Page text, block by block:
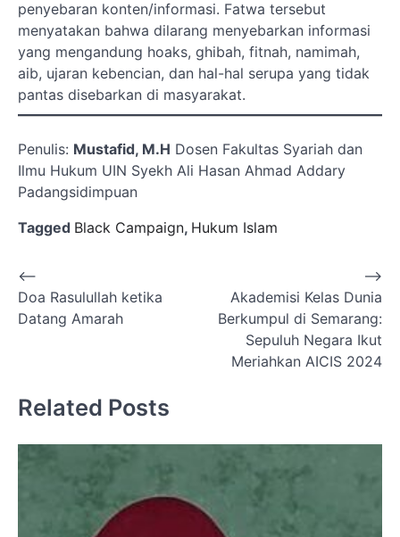
penyebaran konten/informasi. Fatwa tersebut
menyatakan bahwa dilarang menyebarkan informasi
yang mengandung hoaks, ghibah, fitnah, namimah,
aib, ujaran kebencian, dan hal-hal serupa yang tidak
pantas disebarkan di masyarakat.
Penulis: Mustafid, M.H Dosen Fakultas Syariah dan
Ilmu Hukum UIN Syekh Ali Hasan Ahmad Addary
Padangsidimpuan
Tagged Black Campaign, Hukum Islam
Navigasi
pos
⟵
Doa Rasulullah ketika
Datang Amarah
Akademisi Kelas Dunia
Berkumpul di Semarang:
Sepuluh Negara Ikut
Meriahkan AICIS 2024
⟶
Related Posts